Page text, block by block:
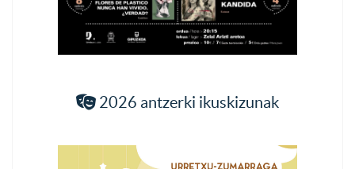
2026 antzerki ikuskizunak